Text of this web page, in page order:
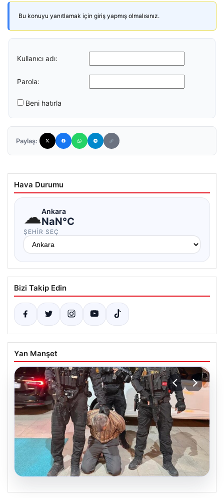
Bu konuyu yanıtlamak için giriş yapmış olmalısınız.
Kullanıcı adı:
Parola:
Beni hatırla
Paylaş:
Hava Durumu
☁Ankara
NaN°C
ŞEHIR SEÇ
Bizi Takip Edin
Yan Manşet
05.08.2026